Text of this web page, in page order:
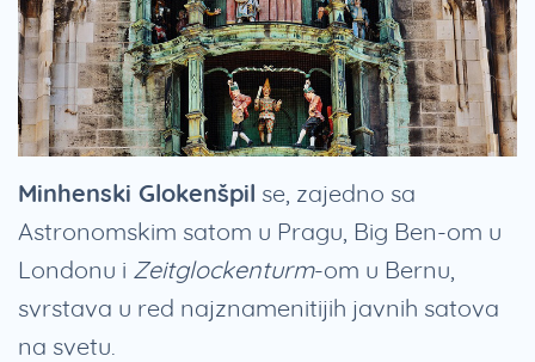
Minhenski Glokenšpil se, zajedno sa
Astronomskim satom u Pragu, Big Ben-om u
Londonu i Zeitglockenturm-om u Bernu,
svrstava u red najznamenitijih javnih satova
na svetu.